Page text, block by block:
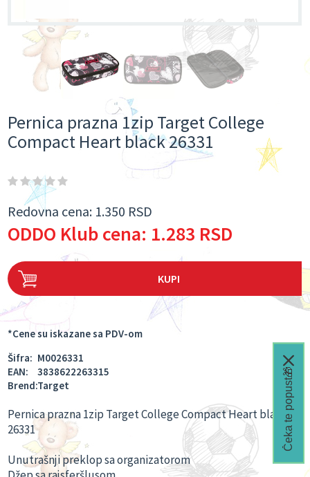
Pernica prazna 1zip Target College
Compact Heart black 26331
Redovna cena: 1.350 RSD
ODDO Klub cena: 1.283 RSD
KUPI
*Cene su iskazane sa PDV-om
Šifra: M0026331
EAN:
3838622263315
Brend:Target
Pernica prazna 1zip Target College Compact Heart black
26331
Unutrašnji preklop sa organizatorom
Čeka te popust🎁